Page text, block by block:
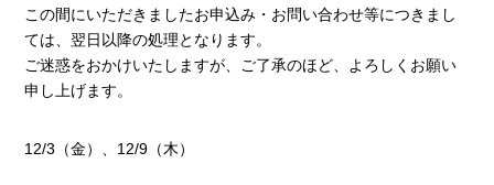
この間にいただきましたお申込み・お問い合わせ等につきまし
ては、翌日以降の処理となります。
ご迷惑をおかけいたしますが、ご了承のほど、よろしくお願い
申し上げます。
12/3（金）、12/9（木）